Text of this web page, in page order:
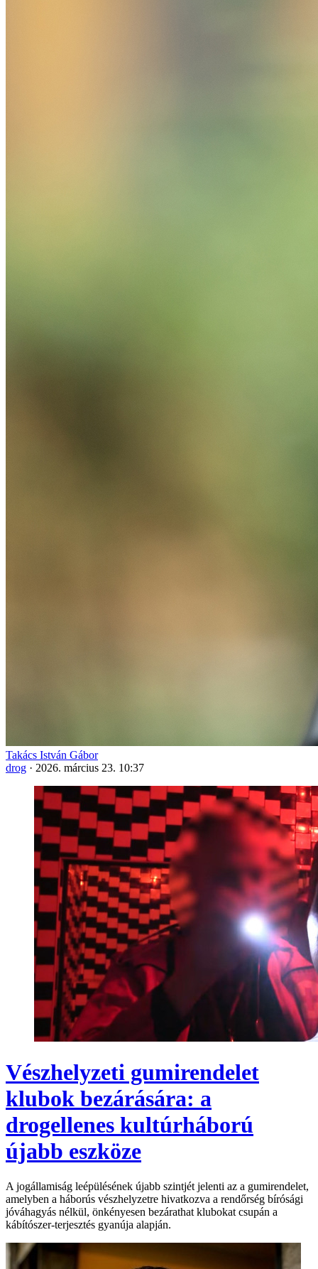
Takács István Gábor
drog · 2026. március 23. 10:37
Vészhelyzeti gumirendelet
klubok bezárására: a
drogellenes kultúrháború
újabb eszköze
A jogállamiság leépülésének újabb szintjét jelenti az a gumirendelet,
amelyben a háborús vészhelyzetre hivatkozva a rendőrség bírósági
jóváhagyás nélkül, önkényesen bezárathat klubokat csupán a
kábítószer-terjesztés gyanúja alapján.